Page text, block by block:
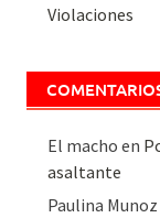
Violaciones
El macho en
asaltante
Paulina